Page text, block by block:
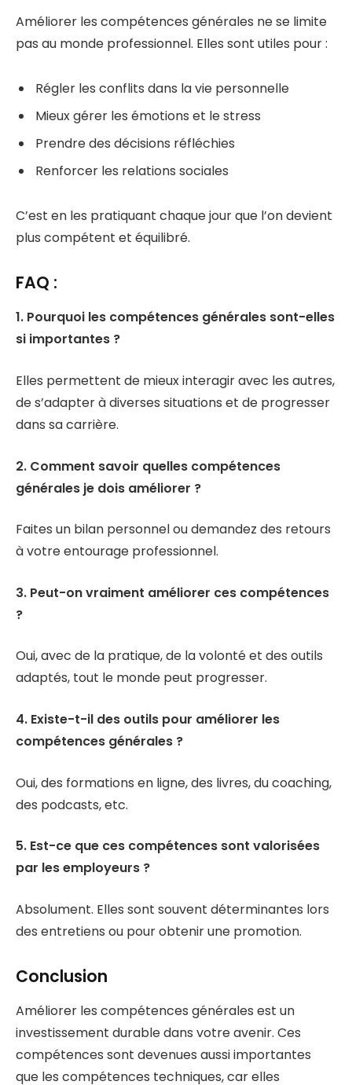
Améliorer les compétences générales ne se limite
pas au monde professionnel. Elles sont utiles pour :
Régler les conflits dans la vie personnelle
Mieux gérer les émotions et le stress
Prendre des décisions réfléchies
Renforcer les relations sociales
C’est en les pratiquant chaque jour que l’on devient
plus compétent et équilibré.
FAQ :
1. Pourquoi les compétences générales sont-elles
si importantes ?
Elles permettent de mieux interagir avec les autres,
de s’adapter à diverses situations et de progresser
dans sa carrière.
2. Comment savoir quelles compétences
générales je dois améliorer ?
Faites un bilan personnel ou demandez des retours
à votre entourage professionnel.
3. Peut-on vraiment améliorer ces compétences
?
Oui, avec de la pratique, de la volonté et des outils
adaptés, tout le monde peut progresser.
4. Existe-t-il des outils pour améliorer les
compétences générales ?
Oui, des formations en ligne, des livres, du coaching,
des podcasts, etc.
5. Est-ce que ces compétences sont valorisées
par les employeurs ?
Absolument. Elles sont souvent déterminantes lors
des entretiens ou pour obtenir une promotion.
Conclusion
Améliorer les compétences générales est un
investissement durable dans votre avenir. Ces
compétences sont devenues aussi importantes
que les compétences techniques, car elles